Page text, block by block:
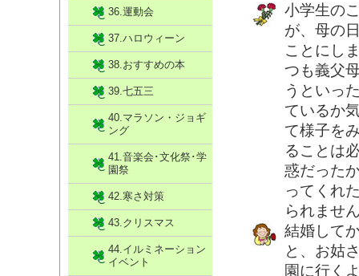
小学生の
が、母の
ことにし
つも義父
うといっ
ているか
て様子を
ることは
惑だった
ってくれ
られませ
結婚して
と、お姑
園に行く
36.運動会
37.ハロウィーン
38.おすすめの本
39.七五三
40.マラソン・ジョギ
ング
41.音楽会･文化祭･学
園祭
42.寒さ対策
43.クリスマス
44.イルミネーション
イベント